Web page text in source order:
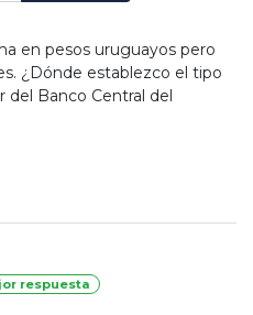
en pesos uruguayos pero
¿Dónde establezco el tipo
del Banco Central del
respuesta